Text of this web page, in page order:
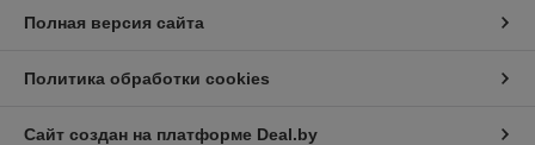
Полная версия сайта
Политика обработки cookies
Сайт создан на платформе Deal.by